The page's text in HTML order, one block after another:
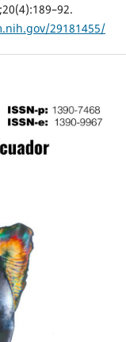
29181455/